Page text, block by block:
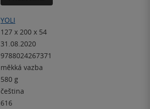
YOLI
127 x 200 x 54
31.08.2020
9788024267371
měkká vazba
580 g
čeština
616